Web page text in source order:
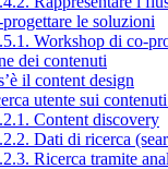
le soluzioni
Workshop di co-
dei contenuti
il content design
utente sui
Content discovery
Dati di ricerca
Ricerca tramite